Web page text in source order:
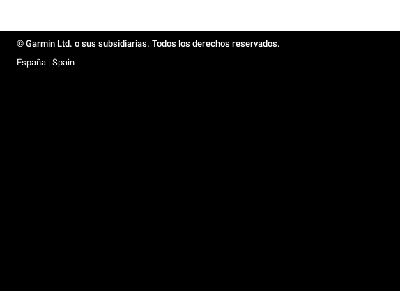
© Garmin Ltd. o sus subsidiarias. Todos los derechos reservados.
España | Spain